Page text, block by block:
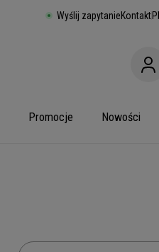
Wyślij zapytanieKontaktPL
Promocje Nowości